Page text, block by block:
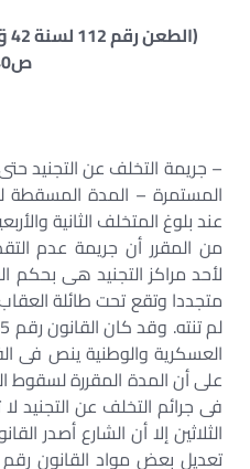
ص440)
– جريمة التخلف عن التجنيد
المستمرة – المدة المسقطة
عند بلوغ المتخلف الثانية
من المقرر أن جريمة عدم
لأحد مراكز التجنيد هى بحكم
متجددا وتقع تحت طائلة
على أن المدة المقررة لسقوط
فى جرائم التخلف عن التجنيد